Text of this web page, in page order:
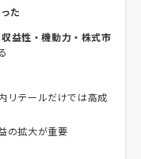
た
収益性・機動力・株式市
リテールだけでは高成
の拡大が重要